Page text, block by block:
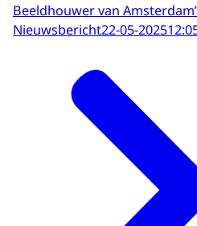
Beeldhouwer van Amsterdam’
Nieuwsbericht22-05-2025